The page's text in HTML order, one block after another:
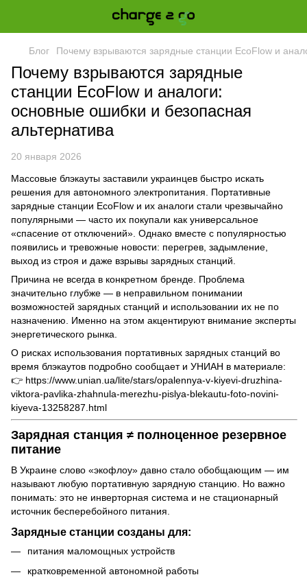
Блог Почему взрываются зарядные станции EcoFlow и
Почему взрываются зарядные
станции EcoFlow и аналоги:
основные ошибки и безопасная
альтернатива
20 января 2026
Массовые блэкауты заставили украинцев быстро искать
решения для автономного электропитания. Портативные
зарядные станции EcoFlow и их аналоги стали чрезвычайно
популярными — часто их покупали как универсальное
«спасение от отключений». Однако вместе с популярностью
появились и тревожные новости: перегрев, задымление,
выход из строя и даже взрывы зарядных станций.
Причина не всегда в конкретном бренде. Проблема
значительно глубже — в неправильном понимании
возможностей зарядных станций и использовании их не по
назначению. Именно на этом акцентируют внимание эксперты
энергетического рынка.
О рисках использования портативных зарядных станций во
время блэкаутов подробно сообщает и УНИАН в материале:
👉 https://www.unian.ua/lite/stars/opalennya-v-kiyevi-druzhina-
viktora-pavlika-zhahnula-merezhu-pislya-blekautu-foto-novini-
kiyeva-13258287.html
Зарядная станция ≠ полноценное резервное
питание
В Украине слово «экофлоу» давно стало обобщающим — им
называют любую портативную зарядную станцию. Но важно
понимать: это не инверторная система и не стационарный
источник бесперебойного питания.
Зарядные станции созданы для:
питания маломощных устройств
кратковременной автономной работы